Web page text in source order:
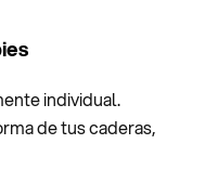
individual.
de tus caderas,